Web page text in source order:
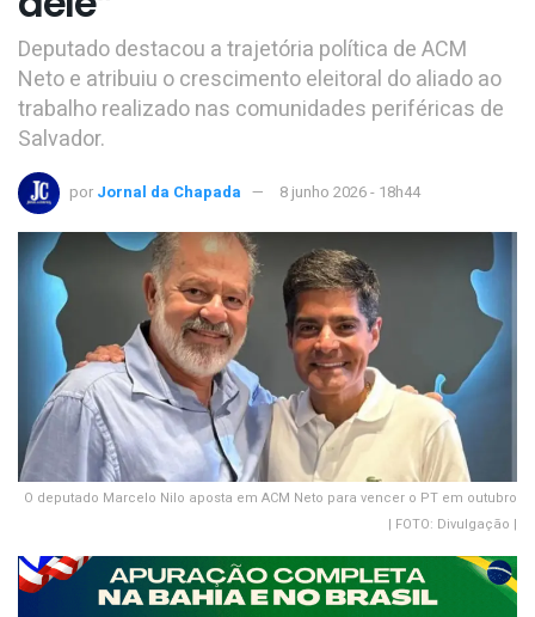
Deputado destacou a trajetória política de ACM
Neto e atribuiu o crescimento eleitoral do aliado ao
trabalho realizado nas comunidades periféricas de
Salvador.
por Jornal da Chapada 8 junho 2026 - 18h44
O deputado Marcelo Nilo aposta em ACM Neto para vencer o PT em outubro
| FOTO: Divulgação |